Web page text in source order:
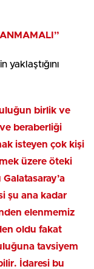
yaklaştığını
birlik ve
beraberliği
isteyen çok kişi
üzere öteki
şu ana kadar
elenmemiz
oldu fakat
tavsiyem
İdaresi bu